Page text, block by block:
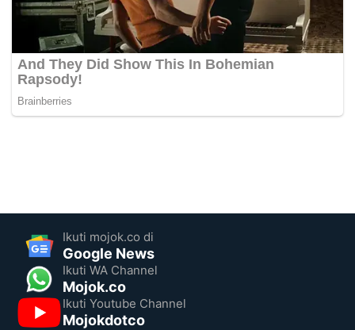
Ikuti mojok.co di
Google News
Ikuti WA Channel
Mojok.co
Ikuti Youtube Channel
Mojokdotco